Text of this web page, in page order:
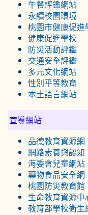
午餐評鑑網站
永續校園環境
桃園市健康促進
健康促進學校
防災活動評鑑
交通安全評鑑
多元文化網站
性別平等教育
本土語言網站
宣導網站
品德教育資源網
網路素養與認知
海委會兒童網站
藥物食品安全網
桃園防災教育館
生命教育資源中
教育部學校衛生